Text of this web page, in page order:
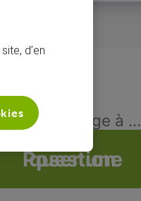
de iMessage à ...
Poser une question
d’en